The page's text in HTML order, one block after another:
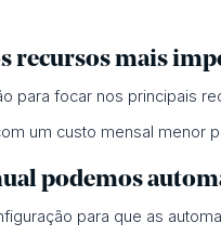
recursos mais
para focar nos principais
um custo mensal menor
podemos
para que as